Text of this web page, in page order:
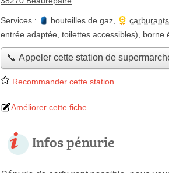
Services : bouteilles de gaz
entrée adaptée, toilettes accessibles)
borne
📞 Appeler cette station de
Recommander cette station
Améliorer cette fiche
Infos pénurie